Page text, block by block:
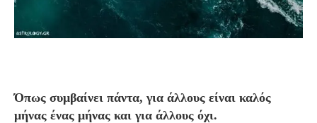
Όπως συμβαίνει πάντα, για άλλους είναι καλός
μήνας ένας μήνας και για άλλους όχι.